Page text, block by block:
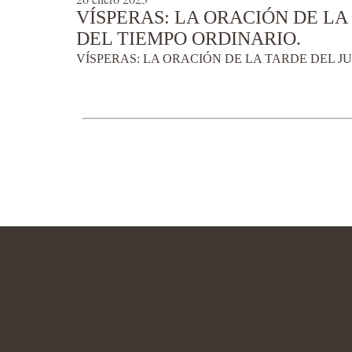
VÍSPERAS: LA ORACIÓN DE
DEL TIEMPO ORDINARIO.
VÍSPERAS: LA ORACIÓN DE LA TARDE DEL